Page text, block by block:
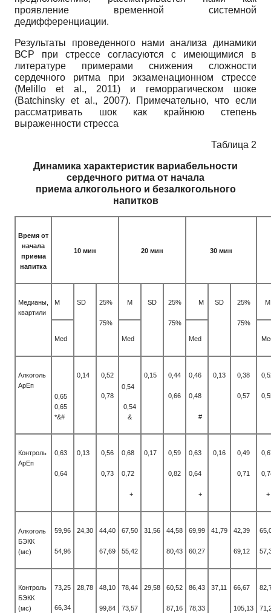
проявление временной системной
дедифференциации.
Результаты проведенного нами анализа динамики
ВСР при стрессе согласуются с имеющимися в
литературе примерами снижения сложности
сердечного ритма при экзаменационном стрессе
(Melillo et al., 2011) и геморрагическом шоке
(Batchinsky et al., 2007). Примечательно, что если
рассматривать шок как крайнюю степень
выраженности стресса
Таблица 2
Динамика характеристик вариабельности
сердечного ритма от начала
приема алкогольного и безалкогольного
напитков
Время от
начала
приема
напитка
10 мин 20 мин 30 мин
Медианы,
квартили
M SD 25%
75%
M SD 25%
75%
M SD 25%
75%
M
Med Med Med
Алкоголь
АрЕп
0,65
0,65
*&#
0,14 0,52
0,78
0,54
0,54
&
0,15 0,44
0,66
0,46
0,48
#
0,13 0,38
0,57
Контроль
АрЕп
0,63
0,64
0,13 0,56
0,73
0,68
0,72
+
0,17 0,59
0,82
0,63
0,64
+
0,16 0,49
0,71
+
Алкоголь
БЭКК
(мс)
59,96
54,96
24,30 44,40
67,69
67,50
55,42
31,56 44,58
80,43
69,99
60,27
41,79 42,39
69,12
Контроль
БЭКК
(мс)
73,25
66,34
28,78 48,10
99,84
78,44
73,57
29,58 60,52
87,16
86,43
78,33
37,11 66,67
105,13